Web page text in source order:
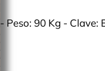
- Peso: 90 Kg - Clave: